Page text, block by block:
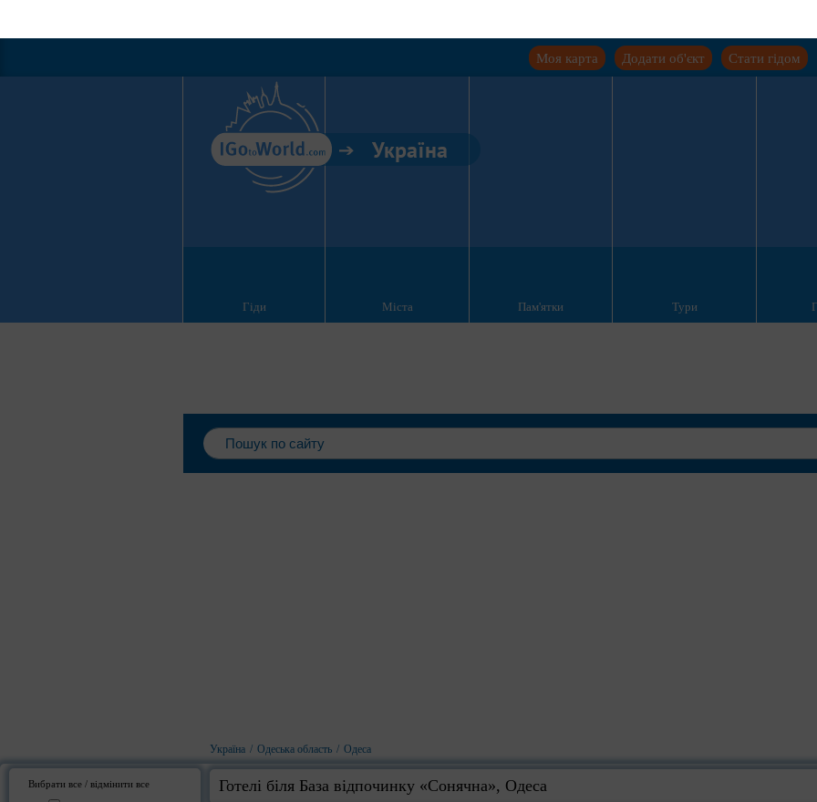
Стати гідом
Додати об'єкт
Моя карта
Україна
Гіди Міста Пам'ятки Тури
Україна / Одеська область / Одеса
Вибрати все / відмінити все Готелі біля База відпочинку «Сонячна», Одеса